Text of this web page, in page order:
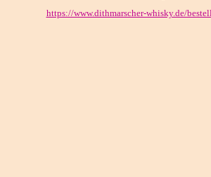
https://www.dithmarscher-whisky.de/